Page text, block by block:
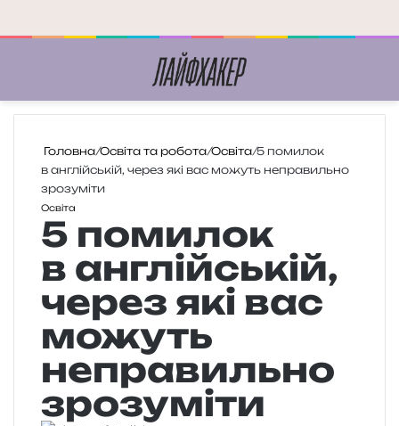
Головна/Освіта та робота/Освіта/5 помилок
в англійській, через які вас можуть неправильно
зрозуміти
Освіта
5 помилок
в англійській,
через які вас
можуть
неправильно
зрозуміти